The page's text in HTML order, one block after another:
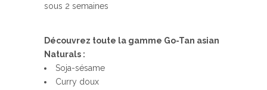
sous 2 semaines
Découvrez toute la gamme Go-Tan asian
Naturals :
Soja-sésame
Curry doux